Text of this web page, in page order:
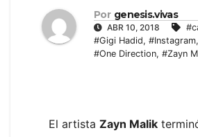
Por genesis.vivas
ABR 10, 2018
#Gigi Hadid, #Instagram,
#One Direction, #Zayn
El artista Zayn Malik